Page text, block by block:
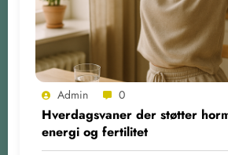
Admin 0
Hverdagsvaner der støtter
energi og fertilitet